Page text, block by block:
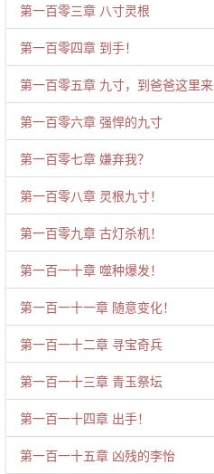
第一百零三章 八寸灵根
第一百零四章 到手！
第一百零五章 九寸，到爸爸这里来
第一百零六章 强悍的九寸
第一百零七章 嫌弃我？
第一百零八章 灵根九寸！
第一百零九章 古灯杀机！
第一百一十章 噬种爆发！
第一百一十一章 随意变化！
第一百一十二章 寻宝奇兵
第一百一十三章 青玉祭坛
第一百一十四章 出手！
第一百一十五章 凶残的李怡